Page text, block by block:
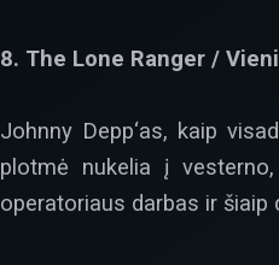
8. The Lone Ranger /
Johnny Depp‘as, kaip
plotmė nukelia į
operatoriaus darbas ir šiaip